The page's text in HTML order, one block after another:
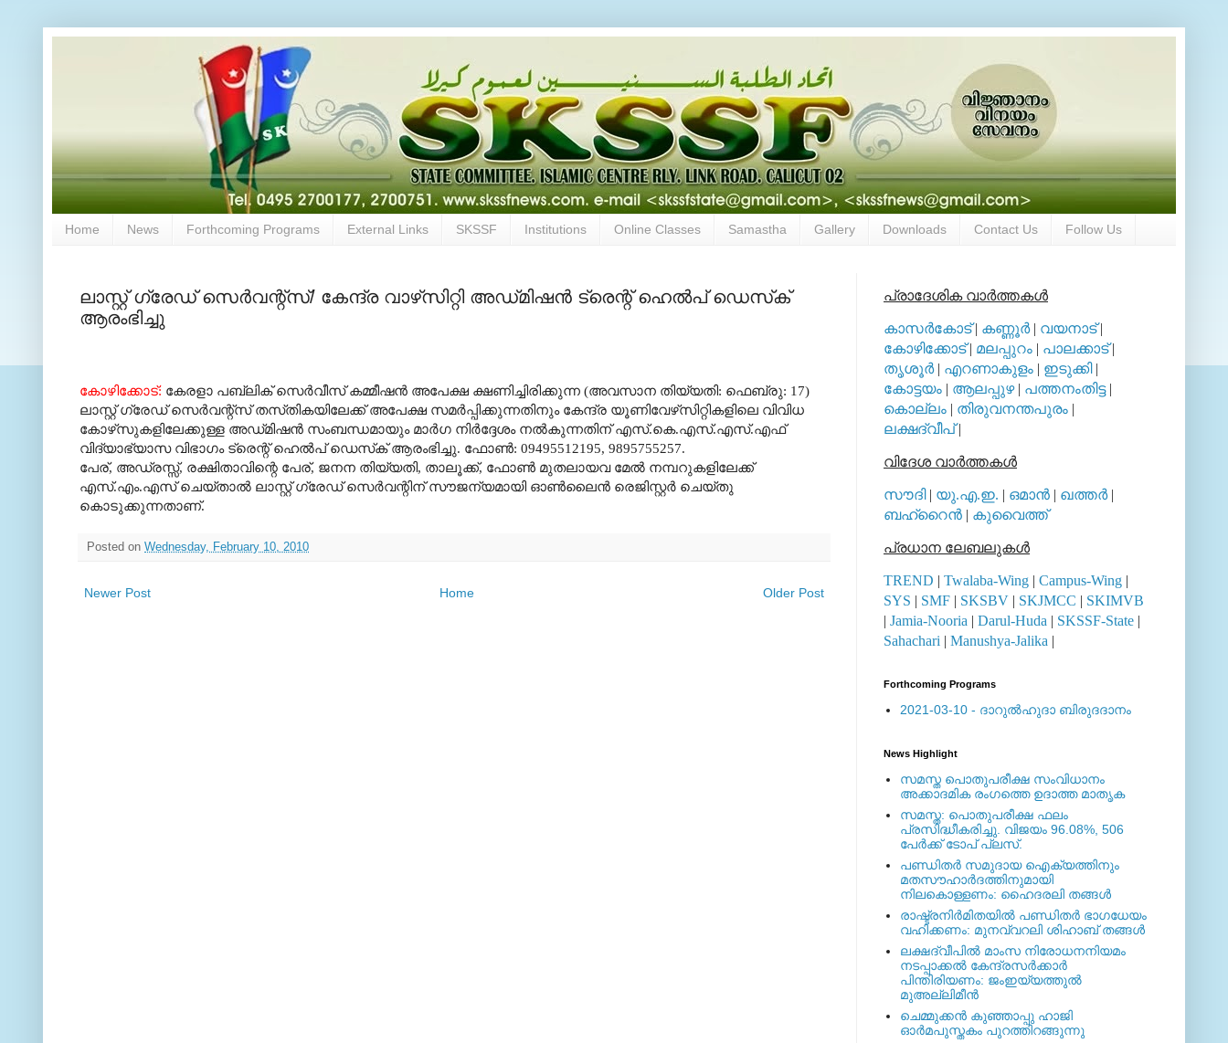
Home News Forthcoming Programs External Links SKSSF Institutions Online Classes Samastha Gallery Downloads Contact Us Follow Us
ലാസ്റ്റ്‌ ഗ്രേഡ്‌ സെര്‍വന്റ്‌സ്‌/ കേന്ദ്ര വാഴ്‌സിറ്റി അഡ്‌മിഷന്‍ ട്രെന്റ്‌ ഹെല്‍പ്‌ ഡെസ്‌ക്‌
ആരംഭിച്ചു
കോഴിക്കോട്‌: കേരളാ പബ്ലിക്‌ സെര്‍വീസ്‌ കമ്മീഷന്‍ അപേക്ഷ ക്ഷണിച്ചിരിക്കുന്ന (അവസാന തിയ്യതി: ഫെബ്രു: 17)
ലാസ്റ്റ്‌ ഗ്രേഡ്‌ സെര്‍വന്റ്‌സ്‌ തസ്‌തികയിലേക്ക്‌ അപേക്ഷ സമര്‍പ്പിക്കുന്നതിനും കേന്ദ്ര യൂണിവേഴ്‌സിറ്റികളിലെ വിവിധ
കോഴ്‌സുകളിലേക്കുള്ള അഡ്‌മിഷന്‍ സംബന്ധമായും മാര്‍ഗ നിര്‍ദ്ദേശം നല്‍കുന്നതിന്‌ എസ്‌.കെ.എസ്‌.എസ്‌.എഫ്‌
വിദ്യാഭ്യാസ വിഭാഗം ട്രെന്റ്‌ ഹെല്‍പ്‌ ഡെസ്‌ക്‌ ആരംഭിച്ചു. ഫോണ്‍: 09495512195, 9895755257.
പേര്‌, അഡ്രസ്സ്‌, രക്ഷിതാവിന്റെ പേര്‌, ജനന തിയ്യതി, താലൂക്ക്‌, ഫോണ്‍ മുതലായവ മേല്‍ നമ്പറുകളിലേക്ക്‌
എസ്‌.എം.എസ്‌ ചെയ്‌താല്‍ ലാസ്റ്റ്‌ ഗ്രേഡ്‌ സെര്‍വന്റിന്‌ സൗജന്യമായി ഓണ്‍ലൈന്‍ രെജിസ്റ്റര്‍ ചെയ്‌തു
കൊടുക്കുന്നതാണ്‌.
Posted on Wednesday, February 10, 2010
Newer Post Older Post
Home
പ്രാദേശിക വാര്‍ത്തകള്‍
കാസര്‍കോട്| കണ്ണൂര്‍| വയനാട്|
കോഴിക്കോട്| മലപ്പുറം | പാലക്കാട്|
തൃശൂര്‍| എറണാകുളം | ഇടുക്കി|
കോട്ടയം | ആലപ്പുഴ| പത്തനംതിട്ട|
കൊല്ലം | തിരുവനന്തപുരം |
ലക്ഷദ്വീപ്|
വിദേശ വാര്‍ത്തകള്‍
സൗദി| യു.എ.ഇ. | ഒമാന്‍ | ഖത്തര്‍|
ബഹ്റൈന്‍ | കുവൈത്ത്
പ്രധാന ലേബലുകള്‍
TREND | Twalaba-Wing | Campus-Wing |
SYS | SMF | SKSBV | SKJMCC | SKIMVB
| Jamia-Nooria | Darul-Huda | SKSSF-State |
Sahachari | Manushya-Jalika |
Forthcoming Programs
2021-03-10 - ദാറുല്‍ഹുദാ ബിരുദദാനം
News Highlight
സമസ്ത പൊതുപരീക്ഷ സംവിധാനം
അക്കാദമിക രംഗത്തെ ഉദാത്ത മാതൃക
സമസ്ത: പൊതുപരീക്ഷ ഫലം
പ്രസിദ്ധീകരിച്ചു. വിജയം 96.08%, 506
പേര്‍ക്ക് ടോപ് പ്ലസ്.
പണ്ഡിതര്‍ സമുദായ ഐക്യത്തിനും
മതസൗഹാര്‍ദത്തിനുമായി
നിലകൊള്ളണം: ഹൈദരലി തങ്ങള്‍
രാഷ്ട്രനിര്‍മിതയില്‍ പണ്ഡിതര്‍ ഭാഗധേയം
വഹിക്കണം: മുനവ്വറലി ശിഹാബ് തങ്ങള്‍
ലക്ഷദ്വീപില്‍ മാംസ നിരോധനനിയമം
നടപ്പാക്കല്‍ കേന്ദ്രസര്‍ക്കാര്‍
പിന്തിരിയണം: ജംഇയ്യത്തുല്‍
മുഅല്ലിമീന്‍
ചെമ്മുക്കന്‍ കുഞ്ഞാപ്പു ഹാജി
ഓര്‍മപുസ്തകം പുറത്തിറങ്ങുന്നു